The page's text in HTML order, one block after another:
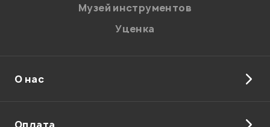
Музей инструментов
Уценка
О нас